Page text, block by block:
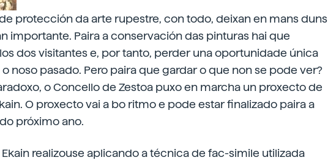
protección da arte rupestre, con todo, deixan en mans duns
importante. Paira a conservación das pinturas hai que
dos visitantes e, por tanto, perder una oportunidade única
noso pasado. Pero paira que gardar o que non se pode ver?
o Concello de Zestoa puxo en marcha un proxecto de
O proxecto vai a bo ritmo e pode estar finalizado paira a
próximo ano.
realizouse aplicando a técnica de fac-simile utilizada